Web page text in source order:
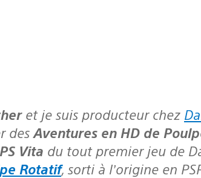
et je suis producteur chez
des Aventures en HD de
PS Vita du tout premier jeu de
Rotatif, sorti à l’origine en